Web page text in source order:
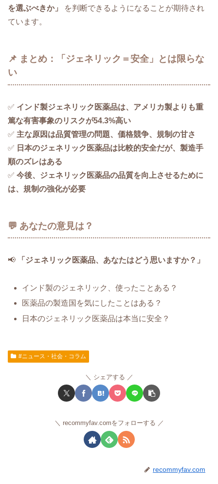
を選ぶべきか」
を判断できるようになることが期待され
ています。
📌 まとめ：「ジェネリック＝安全」とは限らな
い
✅ インド製ジェネリック医薬品は、アメリカ製よりも重
篤な有害事象のリスクが54.3%高い
✅ 主な原因は品質管理の問題、価格競争、規制の甘さ
✅ 日本のジェネリック医薬品は比較的安全だが、製造手
順のズレはある
✅ 今後、ジェネリック医薬品の品質を向上させるために
は、規制の強化が必要
💬 あなたの意見は？
📢 「ジェネリック医薬品、あなたはどう思いますか？」
インド製のジェネリック、使ったことある？
医薬品の製造国を気にしたことはある？
日本のジェネリック医薬品は本当に安全？
#ニュース・社会・コラム
シェアする
recommyfav.comをフォローする
recommyfav.com